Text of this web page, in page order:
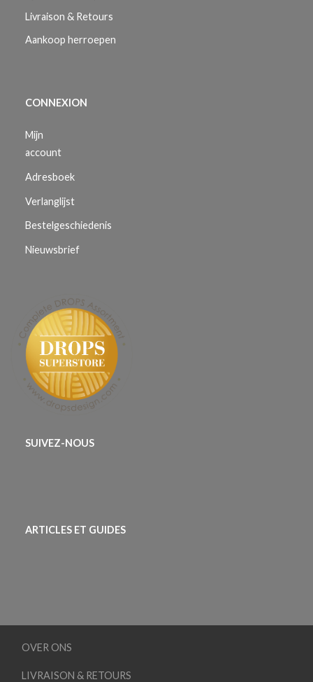
Livraison & Retours
Aankoop herroepen
CONNEXION
Mijn
account
Adresboek
Verlanglijst
Bestelgeschiedenis
Nieuwsbrief
SUIVEZ-NOUS
ARTICLES ET GUIDES
OVER ONS
LIVRAISON & RETOURS